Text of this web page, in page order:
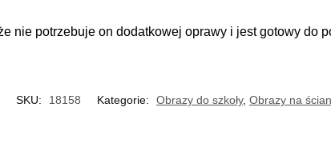
nie potrzebuje on dodatkowej oprawy i jest gotowy do
SKU: 18158 Kategorie: Obrazy do szkoły, Obrazy na